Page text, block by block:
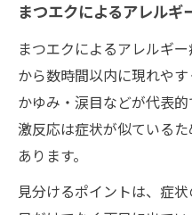
まつエクによるアレルギ
まつエクによるアレルギ
から数時間以内に現れや
かゆみ・涙目などが代表
激反応は症状が似ている
あります。
見分けるポイントは、症